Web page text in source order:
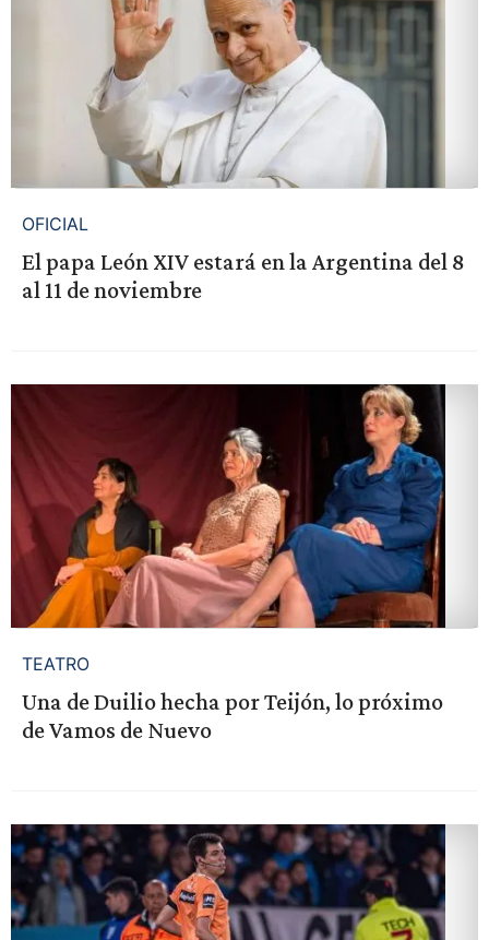
OFICIAL
El papa León XIV estará en la Argentina del 8
al 11 de noviembre
TEATRO
Una de Duilio hecha por Teijón, lo próximo
de Vamos de Nuevo